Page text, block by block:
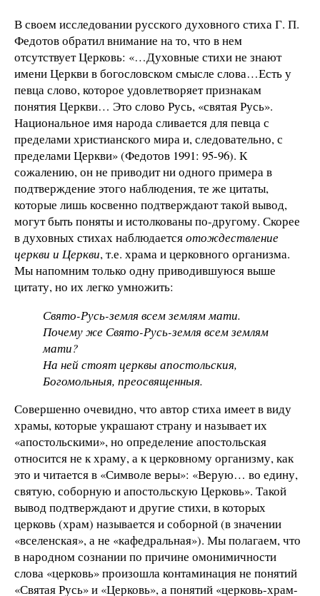
В своем исследовании русского духовного стиха Г. П.
Федотов обратил внимание на то, что в нем
отсутствует Церковь: «…Духовные стихи не знают
имени Церкви в богословском смысле слова…Есть у
певца слово, которое удовлетворяет признакам
понятия Церкви… Это слово Русь, «святая Русь».
Национальное имя народа сливается для певца с
пределами христианского мира и, следовательно, с
пределами Церкви» (Федотов 1991: 95-96). К
сожалению, он не приводит ни одного примера в
подтверждение этого наблюдения, те же цитаты,
которые лишь косвенно подтверждают такой вывод,
могут быть поняты и истолкованы по-другому. Скорее
в духовных стихах наблюдаетсяотождествление
церкви и Церкви, т.е. храма и церковного организма.
Мы напомним только одну приводившуюся выше
цитату, но их легко умножить:
Свято-Русь-земля всем землям мати.
Почему же Свято-Русь-земля всем землям
мати?
На ней стоят церквы апостольския,
Богомольныя, преосвященныя.
Совершенно очевидно, что автор стиха имеет в виду
храмы, которые украшают страну и называет их
«апостольскими», но определение апостольская
относится не к храму, а к церковному организму, как
это и читается в «Символе веры»: «Верую… во едину,
святую, соборную и апостольскую Церковь». Такой
вывод подтверждают и другие стихи, в которых
церковь (храм) называется и соборной (в значении
«вселенская», а не «кафедральная»). Мы полагаем, что
в народном сознании по причине омонимичности
слова «церковь» произошла контаминация не понятий
«Святая Русь» и «Церковь», а понятий «церковь-храм-